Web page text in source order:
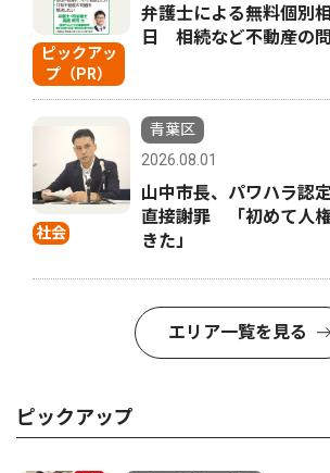
ピックアッ
プ（PR）
弁護士による無料個別
日 相続など不動産の
社会
青葉区
2026.08.01
山中市長、パワハラ認
直接謝罪 「初めて人
きた」
エリア一覧を見る
ピックアップ